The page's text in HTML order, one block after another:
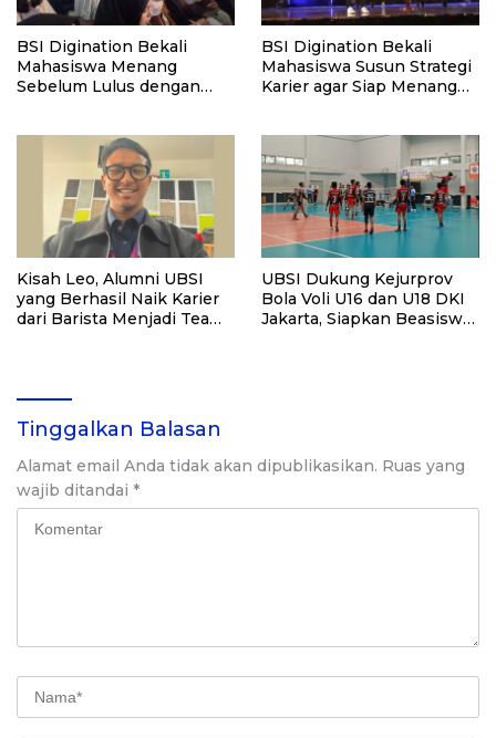
BSI Digination Bekali
Mahasiswa Menang
Sebelum Lulus dengan
BSI Digination Bekali
Mahasiswa Susun Strategi
Karier agar Siap Menang
Kisah Leo, Alumni UBSI
yang Berhasil Naik Karier
dari Barista Menjadi Team
UBSI Dukung Kejurprov
Bola Voli U16 dan U18 DKI
Jakarta, Siapkan Beasiswa
Tinggalkan Balasan
Alamat email Anda tidak akan dipublikasikan. Ruas yang
wajib ditandai *